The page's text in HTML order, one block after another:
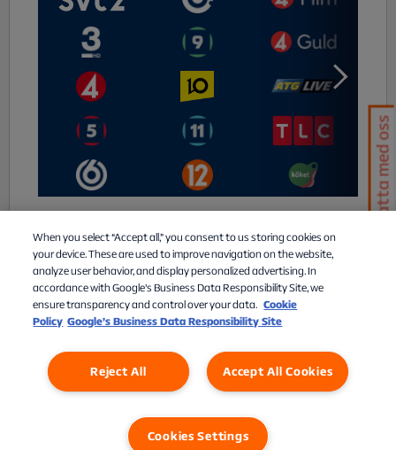
Personuppgifter CookiesCookies Settings
When you select “Accept all,” you consent to us storing cookies on
your device. These are used to improve navigation on the website,
analyze user behavior, and display personalized advertising. In
accordance with Google's Business Data Responsibility Site, we
ensure transparency and control over your data. Cookie
Policy Google’s Business Data Responsibility Site
Accept All Cookies
Reject All
Cookies Settings
Chatta med oss